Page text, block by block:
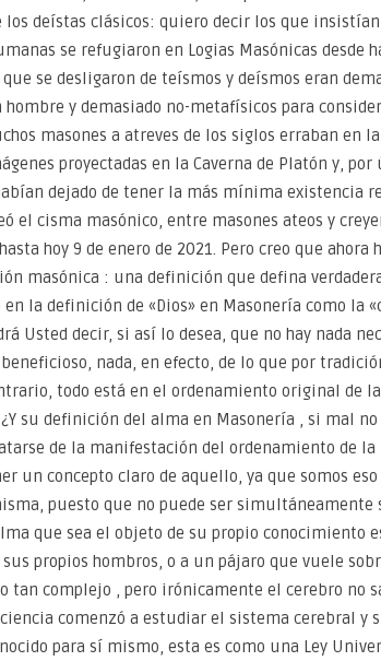
los deístas clásicos: quiero decir los que
se refugiaron en Logias Masónicas desde
se desligaron de teísmos y deísmos eran
hombre y demasiado no-metafísicos para
masones a atreves de los siglos erraban en
proyectadas en la Caverna de Platón y,
dejado de tener la más mínima existencia
el cisma masónico, entre masones ateos y
hoy 9 de enero de 2021. Pero creo que ahora
masónica : una definición que defina
en la definición de «Dios» en Masonería como la
Usted decir, si así lo desea, que no hay nada
nada, en efecto, de lo que por
todo está en el ordenamiento original de
su definición del alma en Masonería , si mal
de la manifestación del ordenamiento de
un concepto claro de aquello, ya que somos
puesto que no puede ser simultáneamente
que sea el objeto de su propio conocimiento
propios hombros, o a un pájaro que vuele
tan complejo , pero irónicamente el cerebro no
comenzó a estudiar el sistema cerebral y
para sí mismo, esta es como una Ley